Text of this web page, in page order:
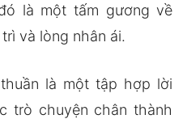
là một tấm gương về
và lòng nhân ái.
là một tập hợp lời
trò chuyện chân thành